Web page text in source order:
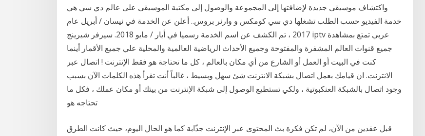
واكتشاف موسيقى جديدة لإضافتها إلى المجموعة والوصول إلى مكتبة الموسيقى على عالم دي سي هي
خدمة الفيديو حسب الطلب تشغلها دي سي كومكس و وارنر بروس.. أعلن عن الخدمة في نيسان / أبريل عام
2017 ، تم الكشف عن اسم الخدمة رسميا في أيار / مايو 2018. سيرفر شيرينج iptv عربي تمتع بمشاهدة
جميع قنوات العالم المشفرة والمفتوحة وجميع الأحداث الرياضية العالمية والمحلية علي جميع الأقمار أينما
كنت في البيت أو العمل أو الشارع من أي مكان بالعالم ، كل ما تحتاجة هو فقط الإنترنت ! اتصال عبر
الانترنت. ان قيامك بعمل اتصال بشبكة الانترنت شئ سهل وبسيط ، غالباً أنت تقرأ هذه الكلمات الآن بسبب
وجود اتصال بالشبكة العنكبوتية ، ولكي تستطيع الوصول إلى شبكة الإنترنت من بيتك أو مكان عملك ، فكل ما
تحتاجه هو
قبل عقدين من الآن، لم تكن فكرة بث المحتوى عبر الإنترنت جذّابة كما هو الحال اليوم، حيث كانت الطرق